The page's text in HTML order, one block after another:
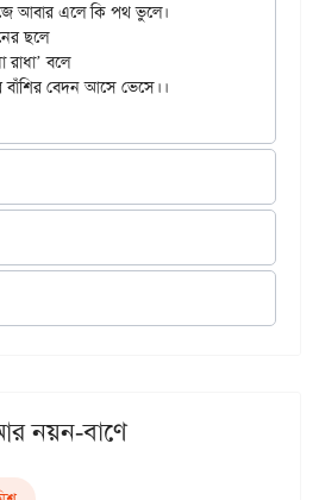
আবার এলে কি পথ ভুলে।
নয়ন-বাণে